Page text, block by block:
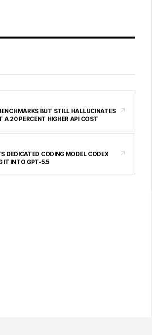
BUT STILL HALLUCINATES
A 20 PERCENT HIGHER API COST
↗
DEDICATED CODING MODEL CODEX
IT INTO GPT-5.5
↗